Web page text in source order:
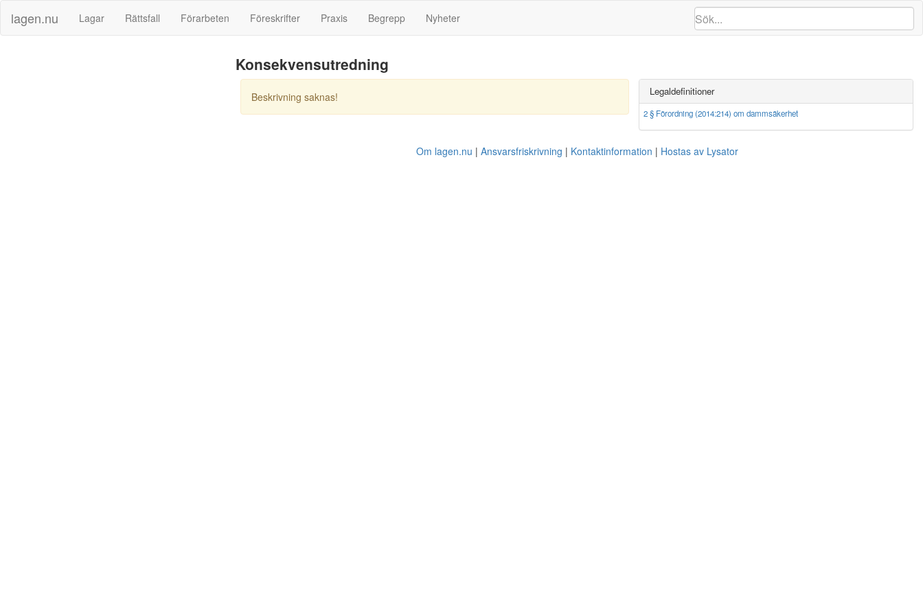
lagen.nu Lagar Rättsfall Förarbeten Föreskrifter Praxis Begrepp Nyheter
Konsekvensutredning
Beskrivning saknas! Legaldefinitioner
2 § Förordning (2014:214) om dammsäkerhet
Om lagen.nu Ansvarsfriskrivning Kontaktinformation Hostas av Lysator